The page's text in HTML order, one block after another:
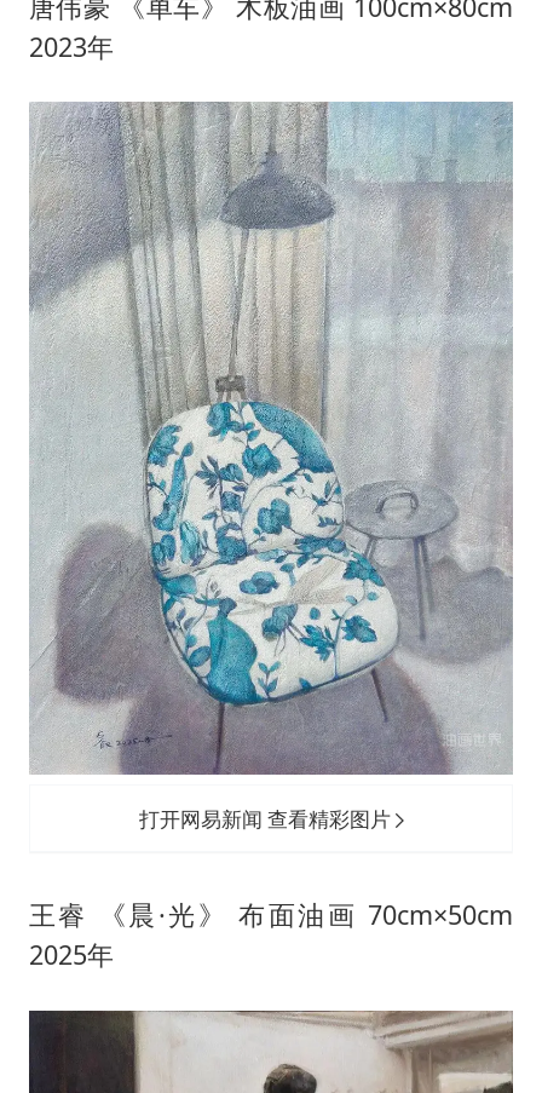
2023年
打开网易新闻 查看精彩图片
王睿 《晨·光》 布面油画 70cm×50cm
2025年